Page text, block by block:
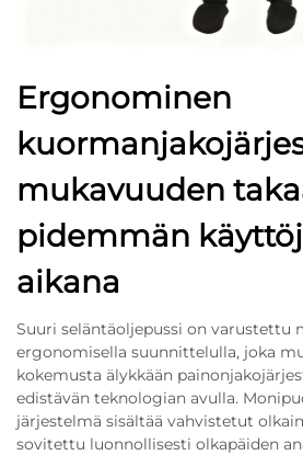
Ergonominen
mukavuuden
pidemmän
aikana
Suuri seläntäoljepussi on varustettu
ergonomisella suunnittelulla, joka
kokemusta älykkään
edistävän teknologian avulla.
järjestelmä sisältää vahvistetut
sovitettu luonnollisesti olkapäiden